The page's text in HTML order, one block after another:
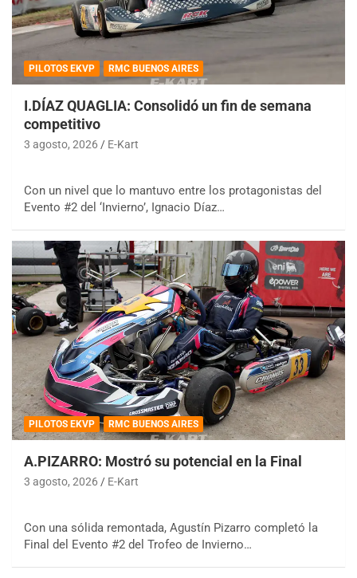
PILOTOS EKVP RMC BUENOS AIRES
I.DÍAZ QUAGLIA: Consolidó un fin de semana
competitivo
3 agosto, 2026 E-Kart
Con un nivel que lo mantuvo entre los protagonistas del
Evento #2 del ‘Invierno’, Ignacio Díaz…
PILOTOS EKVP RMC BUENOS AIRES
A.PIZARRO: Mostró su potencial en la Final
3 agosto, 2026 E-Kart
Con una sólida remontada, Agustín Pizarro completó la
Final del Evento #2 del Trofeo de Invierno…